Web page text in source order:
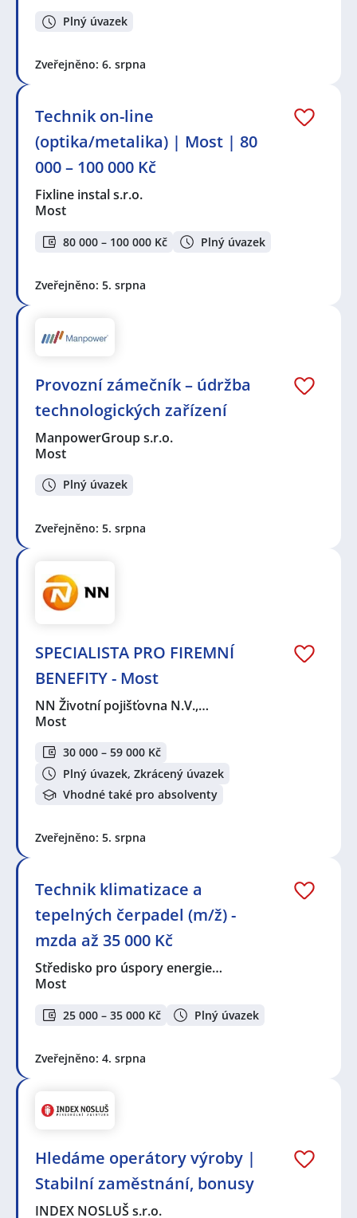
Plný úvazek
Zveřejněno: 6. srpna
Technik on-line
(optika/metalika) | Most | 80
000 – 100 000 Kč
Fixline instal s.r.o.
Most
80 000 – 100 000 Kč Plný úvazek
Zveřejněno: 5. srpna
Provozní zámečník – údržba
technologických zařízení
ManpowerGroup s.r.o.
Most
Plný úvazek
Zveřejněno: 5. srpna
SPECIALISTA PRO FIREMNÍ
BENEFITY - Most
NN Životní pojišťovna N.V.,…
Most
30 000 – 59 000 Kč
Plný úvazek, Zkrácený úvazek
Vhodné také pro absolventy
Zveřejněno: 5. srpna
Technik klimatizace a
tepelných čerpadel (m/ž) -
mzda až 35 000 Kč
Středisko pro úspory energie…
Most
25 000 – 35 000 Kč Plný úvazek
Zveřejněno: 4. srpna
Hledáme operátory výroby |
Stabilní zaměstnání, bonusy
INDEX NOSLUŠ s.r.o.